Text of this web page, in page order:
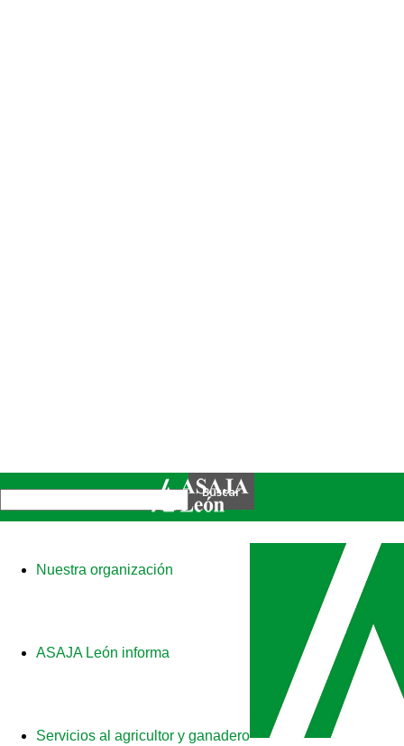
Nuestra organización
ASAJA León informa
Servicios al agricultor y ganadero